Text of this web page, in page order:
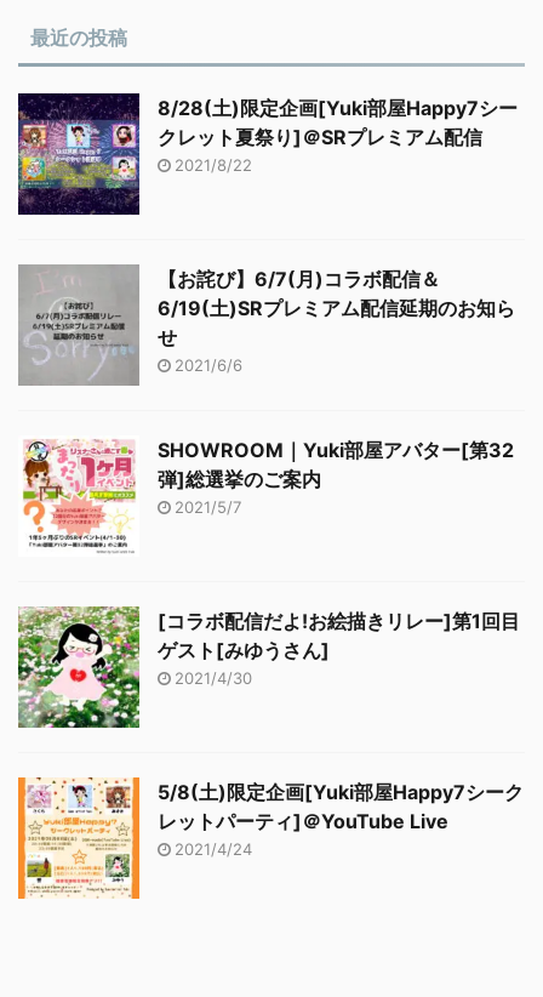
最近の投稿
8/28(土)限定企画[Yuki部屋Happy7シー
クレット夏祭り]＠SRプレミアム配信
2021/8/22
【お詫び】6/7(月)コラボ配信＆
6/19(土)SRプレミアム配信延期のお知ら
せ
2021/6/6
SHOWROOM｜Yuki部屋アバター[第32
弾]総選挙のご案内
2021/5/7
[コラボ配信だよ!お絵描きリレー]第1回目
ゲスト[みゆうさん]
2021/4/30
5/8(土)限定企画[Yuki部屋Happy7シーク
レットパーティ]＠YouTube Live
2021/4/24